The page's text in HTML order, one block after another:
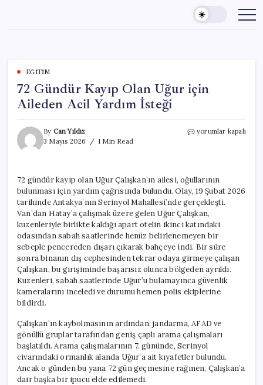
content
EĞITIM
72 Gündür Kayıp Olan Uğur için
Aileden Acil Yardım İsteği
By Can Yıldız
3 Mayıs 2026
1 Min Read
72
için
Aileden
Acil
Yardım
İsteği
yorumlar kapalı
72 gündür kayıp olan Uğur Çalışkan’ın ailesi, oğullarının
bulunması için yardım çağrısında bulundu. Olay, 19 Şubat 2026
tarihinde Antakya’nın Serinyol Mahallesi’nde gerçekleşti.
Van’dan Hatay’a çalışmak üzere gelen Uğur Çalışkan,
kuzenleriyle birlikte kaldığı apart otelin ikinci katındaki
odasından sabah saatlerinde henüz belirlenemeyen bir
sebeple pencereden dışarı çıkarak bahçeye indi. Bir süre
sonra binanın dış cephesinden tekrar odaya girmeye çalışan
Çalışkan, bu girişiminde başarısız olunca bölgeden ayrıldı.
Kuzenleri, sabah saatlerinde Uğur’u bulamayınca güvenlik
kameralarını inceledi ve durumu hemen polis ekiplerine
bildirdi.
Çalışkan’ın kaybolmasının ardından, jandarma, AFAD ve
gönüllü gruplar tarafından geniş çaplı arama çalışmaları
başlatıldı. Arama çalışmalarının 7. gününde, Serinyol
civarındaki ormanlık alanda Uğur’a ait kıyafetler bulundu.
Ancak o günden bu yana 72 gün geçmesine rağmen, Çalışkan’a
dair başka bir ipucu elde edilemedi.